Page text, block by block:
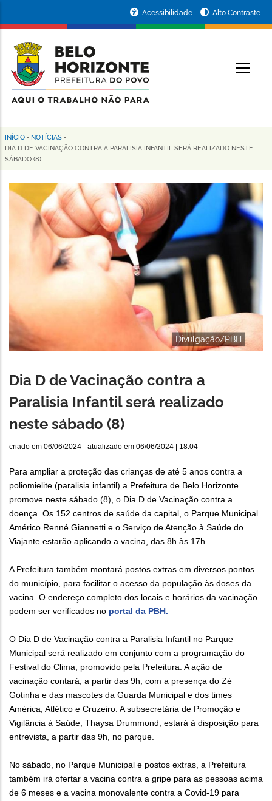
conteúdo
principal
da
Prefeitura
de
Horizonte
Acessibilidade Alto Contraste
Trilha
de
navegação
INÍCIO - NOTÍCIAS -
DIA D DE VACINAÇÃO CONTRA A PARALISIA INFANTIL SERÁ REALIZADO NESTE
SÁBADO (8)
Divulgação/PBH
Dia D de Vacinação contra a
Paralisia Infantil será realizado
neste sábado (8)
criado em 06/06/2024 - atualizado em 06/06/2024 | 18:04
Para ampliar a proteção das crianças de até 5 anos contra a
poliomielite (paralisia infantil) a Prefeitura de Belo Horizonte
promove neste sábado (8), o Dia D de Vacinação contra a
doença. Os 152 centros de saúde da capital, o Parque Municipal
Américo Renné Giannetti e o Serviço de Atenção à Saúde do
Viajante estarão aplicando a vacina, das 8h às 17h.
A Prefeitura também montará postos extras em diversos pontos
do município, para facilitar o acesso da população às doses da
vacina. O endereço completo dos locais e horários da vacinação
podem ser verificados no portal da PBH.
O Dia D de Vacinação contra a Paralisia Infantil no Parque
Municipal será realizado em conjunto com a programação do
Festival do Clima, promovido pela Prefeitura. A ação de
vacinação contará, a partir das 9h, com a presença do Zé
Gotinha e das mascotes da Guarda Municipal e dos times
América, Atlético e Cruzeiro. A subsecretária de Promoção e
Vigilância à Saúde, Thaysa Drummond, estará à disposição para
entrevista, a partir das 9h, no parque.
No sábado, no Parque Municipal e postos extras, a Prefeitura
também irá ofertar a vacina contra a gripe para as pessoas acima
de 6 meses e a vacina monovalente contra a Covid-19 para